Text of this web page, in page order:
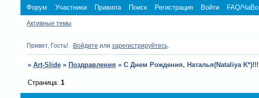
Форум Участники Правила Поиск Регистрация Войти FAQ/ЧаВо
Активные темы
Привет, Гость! Войдите или зарегистрируйтесь.
» Art-Slide » Поздравления » С Днем Рождения, Наталья(Nataliya K*)!!!
Страница: 1